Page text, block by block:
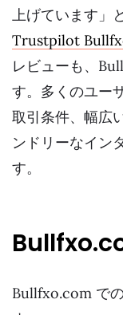
上げています」
Trustpilot
レビューも、
す。多くのユー
取引条件、幅広
ンドリーなイン
す。
Bullfxo.com で